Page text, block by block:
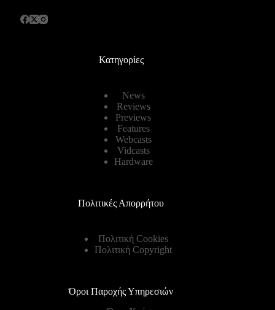
Κατηγορίες
News
Reviews
Previews
Features
Webcasts
Vidcasts
Hardware
Πολιτικές Απορρήτου
Πολιτική Cookies
Πολιτική Copyright
Όροι Παροχής Υπηρεσιών